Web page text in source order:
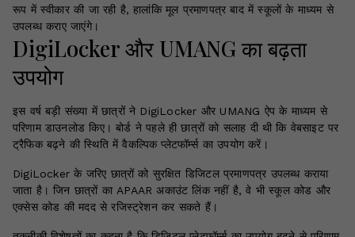
रूप में स्वीकार की जा रही है, हालांकि मूल प्रमाणपत्र बाद में स्कूलों के माध्यम से
उपलब्ध कराए जाएंगे।
DigiLocker और UMANG का बढ़ता
उपयोग
इस वर्ष बड़ी संख्या में छात्रों ने DigiLocker और UMANG ऐप के माध्यम से
परिणाम डाउनलोड किए। बोर्ड ने पहले ही छात्रों को सलाह दी थी कि वेबसाइट पर
ट्रैफिक बढ़ने की स्थिति में वैकल्पिक प्लेटफॉर्म्स का उपयोग करें।
DigiLocker के जरिए छात्रों को सुरक्षित डिजिटल प्रमाणपत्र उपलब्ध कराया
जाता है। जिन छात्रों का APAAR अकाउंट लिंक नहीं है, वे भी स्कूल कोड और
एक्सेस कोड की मदद से रजिस्ट्रेशन कर सकते हैं।